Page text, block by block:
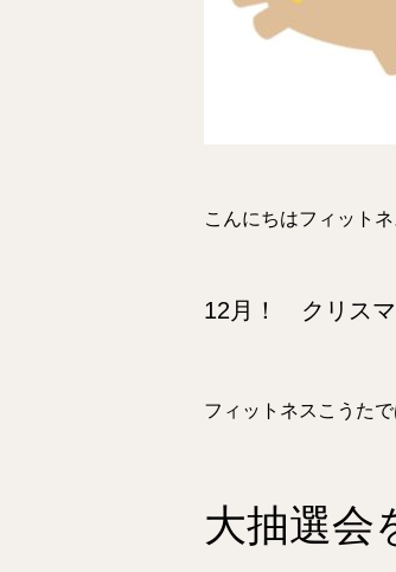
こんにちはフィットネ
12月！ クリスマ
フィットネスこうた
大抽選会